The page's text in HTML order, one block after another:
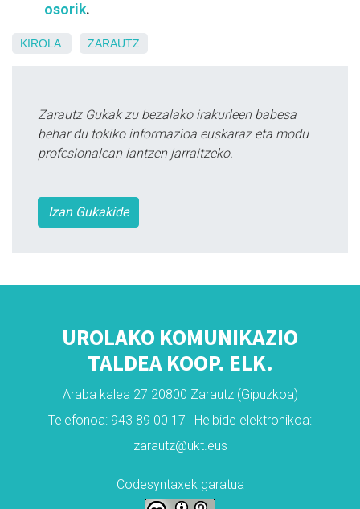
osorik.
KIROLA ZARAUTZ
Zarautz Gukak zu bezalako irakurleen babesa
behar du tokiko informazioa euskaraz eta modu
profesionalean lantzen jarraitzeko.
Izan Gukakide
UROLAKO KOMUNIKAZIO
TALDEA KOOP. ELK.
Araba kalea 27 20800 Zarautz (Gipuzkoa)
Telefonoa: 943 89 00 17 | Helbide elektronikoa:
zarautz@ukt.eus
Codesyntaxek garatua